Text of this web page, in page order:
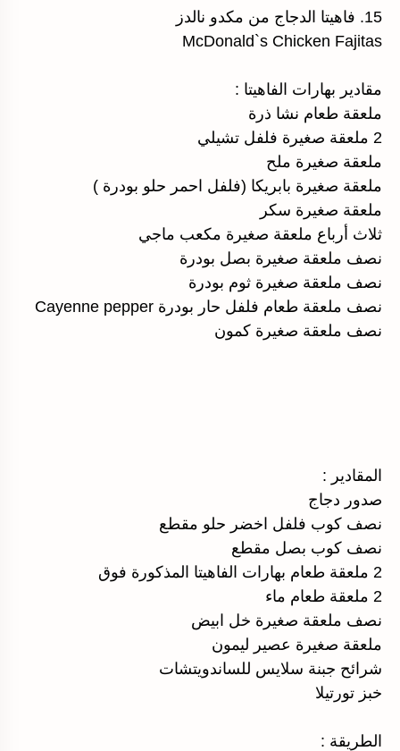
15. فاهيتا الدجاج من مكدو نالدز
McDonald`s Chicken Fajitas
مقادير بهارات الفاهيتا :
ملعقة طعام نشا ذرة
2 ملعقة صغيرة فلفل تشيلي
ملعقة صغيرة ملح
ملعقة صغيرة بابريكا (فلفل احمر حلو بودرة )
ملعقة صغيرة سكر
ثلاث أرباع ملعقة صغيرة مكعب ماجي
نصف ملعقة صغيرة بصل بودرة
نصف ملعقة صغيرة ثوم بودرة
نصف ملعقة طعام فلفل حار بودرة Cayenne pepper
نصف ملعقة صغيرة كمون
المقادير :
صدور دجاج
نصف كوب فلفل اخضر حلو مقطع
نصف كوب بصل مقطع
2 ملعقة طعام بهارات الفاهيتا المذكورة فوق
2 ملعقة طعام ماء
نصف ملعقة صغيرة خل ابيض
ملعقة صغيرة عصير ليمون
شرائح جبنة سلايس للساندويتشات
خبز تورتيلا
الطريقة :